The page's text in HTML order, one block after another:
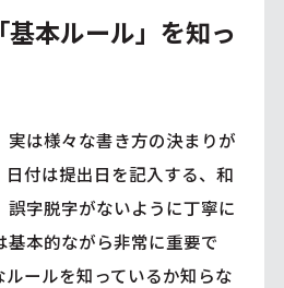
本ルール」を知っ
実は様々な書き方の決まりが
付は提出日を記入する、和
字脱字がないように丁寧に
本的ながら非常に重要で
ールを知っているか知らな